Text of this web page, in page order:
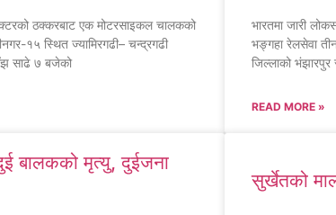
ठक्करबाट एक मोटरसाइकल चालकको
१५ स्थित ज्यामिरगढी– चन्द्रगढी
साढे ७ बजेको
भारतमा जारी
भङ्गहा रेलसेवा
जिल्लाको भंझारपुर
READ MORE »
बालकको मृत्यु, दुईजना
सुर्खेतको